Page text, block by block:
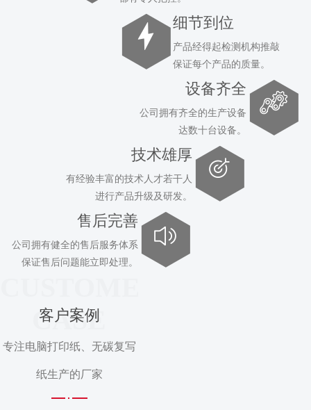
细节到位
产品经得起检测机构推敲
保证每个产品的质量。
设备齐全
公司拥有齐全的生产设备
达数十台设备。
技术雄厚
有经验丰富的技术人才若干人
进行产品升级及研发。
售后完善
公司拥有健全的售后服务体系
保证售后问题能立即处理。
CASE
客户案例
专注电脑打印纸、无碳复写
纸生产的厂家